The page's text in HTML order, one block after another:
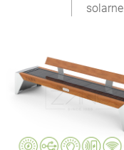
solarne.